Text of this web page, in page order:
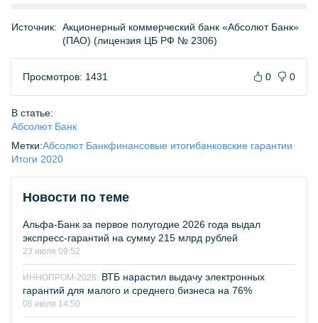
Источник: Акционерный коммерческий банк «Абсолют Банк»
(ПАО) (лицензия ЦБ РФ № 2306)
Просмотров: 1431 0 0
В статье:
Абсолют Банк
Метки:Абсолют Банкфинансовые итогибанковские гарантии
Итоги 2020
Новости по теме
Альфа-Банк за первое полугодие 2026 года выдал
экспресс-гарантий на сумму 215 млрд рублей
23 июля 09:52
ИННОПРОМ-2026: ВТБ нарастил выдачу электронных
гарантий для малого и среднего бизнеса на 76%
06 июля 14:50